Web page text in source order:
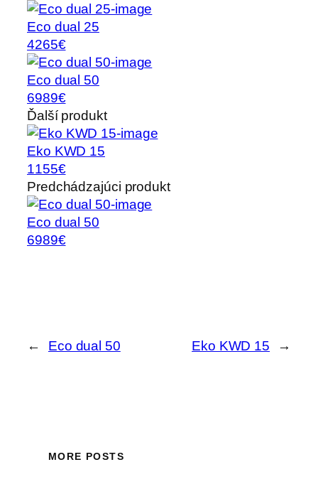
Eco dual 25
4265€
Eco dual 50
6989€
Ďalší produkt
Eko KWD 15
1155€
Predchádzajúci produkt
Eco dual 50
6989€
← Eco dual 50 Eko KWD 15 →
MORE POSTS